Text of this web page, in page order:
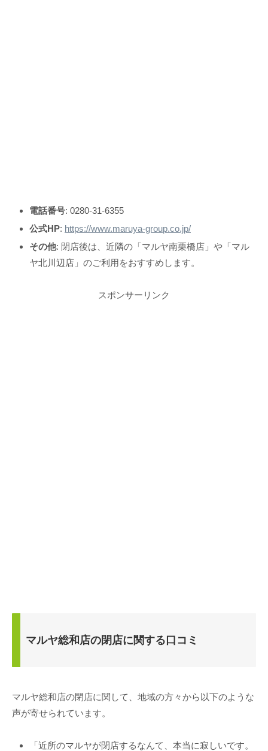
電話番号: 0280-31-6355
公式HP: https://www.maruya-group.co.jp/
その他: 閉店後は、近隣の「マルヤ南栗橋店」や「マル
ヤ北川辺店」のご利用をおすすめします。
スポンサーリンク
マルヤ総和店の閉店に関する口コミ
マルヤ総和店の閉店に関して、地域の方々から以下のような
声が寄せられています。
「近所のマルヤが閉店するなんて、本当に寂しいです。